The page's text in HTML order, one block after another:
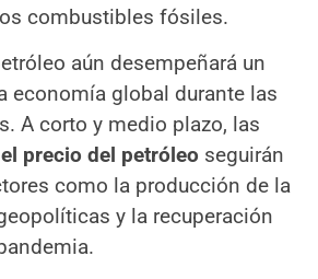
combustibles fósiles.
aún desempeñará un
economía global durante las
A corto y medio plazo, las
precio del petróleo seguirán
como la producción de la
y la recuperación